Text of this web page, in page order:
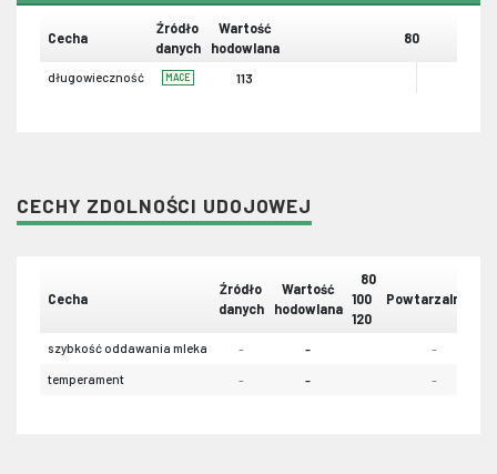
Cecha
Źródło
danych
Wartość
hodowlana
80
długowieczność MACE 113
CECHY ZDOLNOŚCI UDOJOWEJ
Cecha
Źródło
danych
Wartość
hodowlana
80
100
120
Powtarzalność
szybkość oddawania mleka - - -
temperament - - -